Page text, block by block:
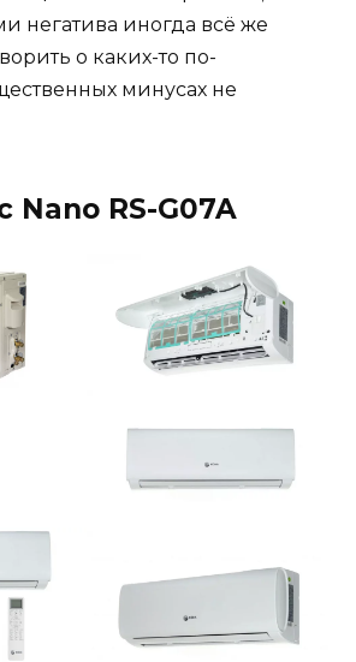
негатива иногда всё же
о каких-то по-
минусах не
Nano RS-G07A